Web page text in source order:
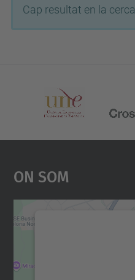
Cap resultat en la cerca.
On Som